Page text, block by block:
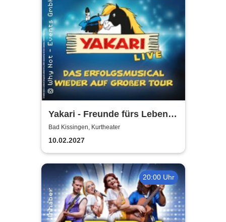
Yakari - Freunde fürs Leben -
Das Musical für die ganze
Familie
Bad Kissingen, Kurtheater
10.02.2027
20:00 Uhr